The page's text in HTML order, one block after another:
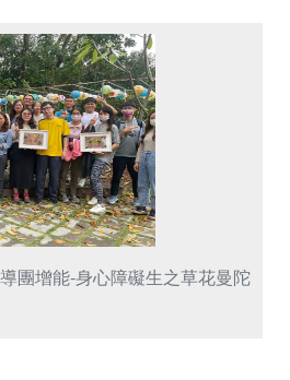
團增能-身心障礙生之草花曼陀